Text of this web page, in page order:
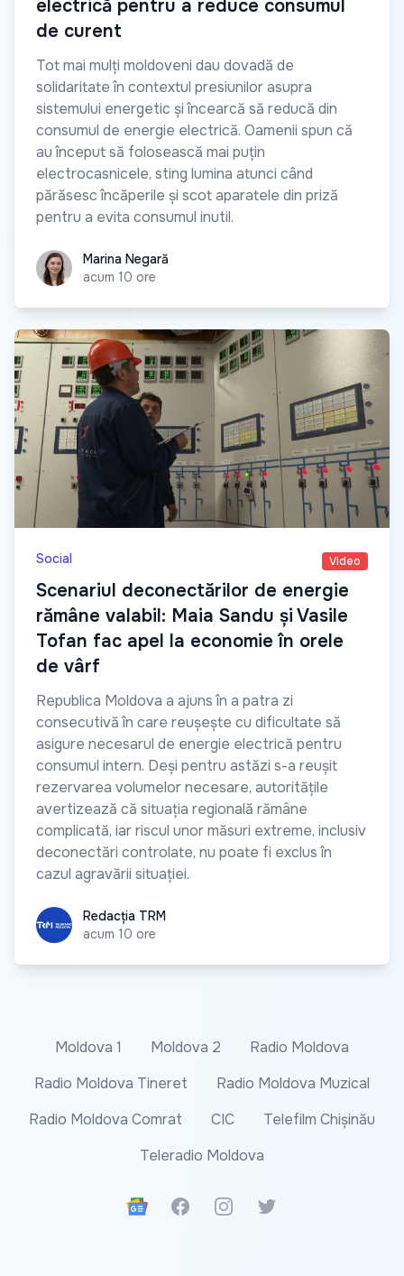
electrică pentru a reduce consumul
de curent
Tot mai mulți moldoveni dau dovadă de
solidaritate în contextul presiunilor asupra
sistemului energetic și încearcă să reducă din
consumul de energie electrică. Oamenii spun că
au început să folosească mai puțin
electrocasnicele, sting lumina atunci când
părăsesc încăperile și scot aparatele din priză
pentru a evita consumul inutil.
Marina Negară
Marina Negară
acum 10 ore
Social Video
Scenariul deconectărilor de energie
rămâne valabil: Maia Sandu și Vasile
Tofan fac apel la economie în orele
de vârf
Republica Moldova a ajuns în a patra zi
consecutivă în care reușește cu dificultate să
asigure necesarul de energie electrică pentru
consumul intern. Deși pentru astăzi s-a reușit
rezervarea volumelor necesare, autoritățile
avertizează că situația regională rămâne
complicată, iar riscul unor măsuri extreme, inclusiv
deconectări controlate, nu poate fi exclus în
cazul agravării situației.
Redacția TRM
Redacția TRM
acum 10 ore
Moldova 1 Moldova 2
Radio Moldova
Radio Moldova Tineret
Radio Moldova Muzical
Radio Moldova Comrat
CIC
Telefilm Chișinău
Teleradio Moldova
Google News
FacebookInstagramTwitter